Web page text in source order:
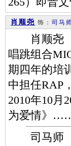
肖顺尧 饰： 司马
肖顺尧（
唱跳组合
期四年的培
中担任RAP
2010年10月
为爱情》
司马师（